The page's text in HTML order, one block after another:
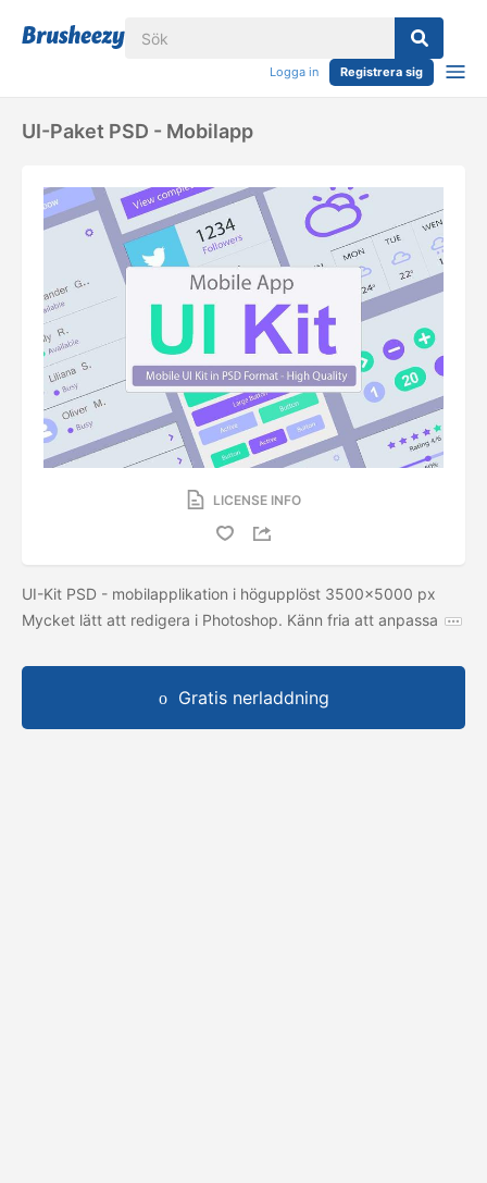
Logga in Registrera sig
UI-Paket PSD - Mobilapp
LICENSE INFO
UI-Kit PSD - mobilapplikation i högupplöst 3500x5000 px
Mycket lätt att redigera i Photoshop. Känn fria att anpassa
Gratis nerladdning